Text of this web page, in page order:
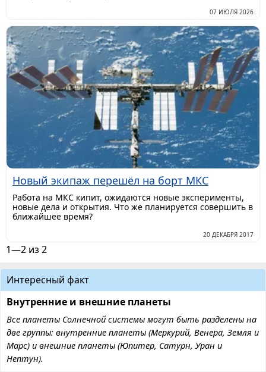
07 ИЮЛЯ 2026
Новый экипаж перешёл на борт МКС
Работа на МКС кипит, ожидаются новые эксперименты,
новые дела и открытия. Что же планируется совершить в
ближайшее время?
20 ДЕКАБРЯ 2017
1—2 из 2
Интересный факт
Внутренние и внешние планеты
Все планеты Солнечной системы могут быть разделены на
две группы: внутренние планеты (Меркурий, Венера, Земля и
Марс) и внешние планеты (Юпитер, Сатурн, Уран и
Нептун).